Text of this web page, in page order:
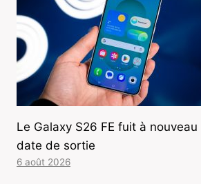
Le Galaxy S26 FE fuit à
date de sortie
6 août 2026